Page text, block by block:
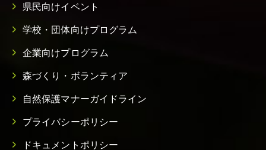
県民向けイベント
学校・団体向けプログラム
企業向けプログラム
森づくり・ボランティア
自然保護マナーガイドライン
プライバシーポリシー
ドキュメントポリシー